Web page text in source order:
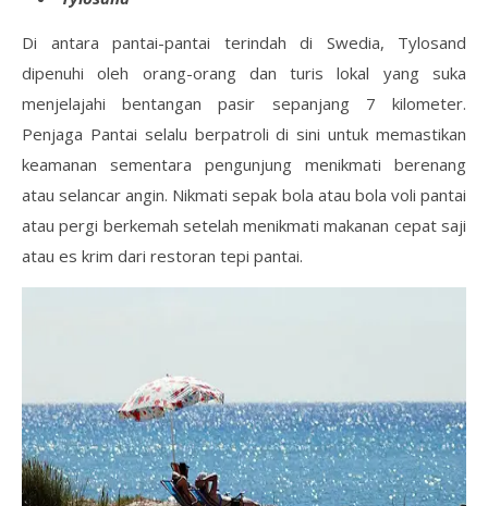
Di antara pantai-pantai terindah di Swedia, Tylosand
dipenuhi oleh orang-orang dan turis lokal yang suka
menjelajahi bentangan pasir sepanjang 7 kilometer.
Penjaga Pantai selalu berpatroli di sini untuk memastikan
keamanan sementara pengunjung menikmati berenang
atau selancar angin. Nikmati sepak bola atau bola voli pantai
atau pergi berkemah setelah menikmati makanan cepat saji
atau es krim dari restoran tepi pantai.